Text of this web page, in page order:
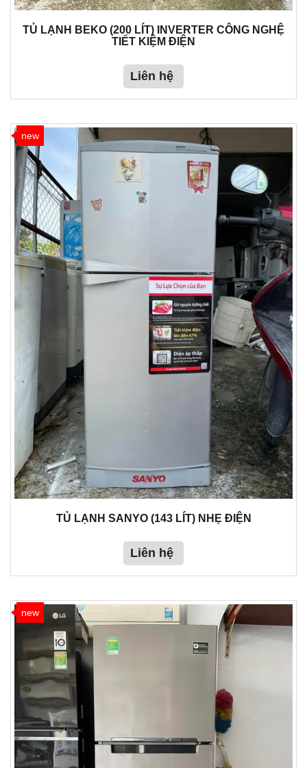
TỦ LẠNH BEKO (200 LÍT) INVERTER CÔNG NGHỆ
TIẾT KIỆM ĐIỆN
Liên hệ
new
TỦ LẠNH SANYO (143 LÍT) NHẸ ĐIỆN
Liên hệ
new